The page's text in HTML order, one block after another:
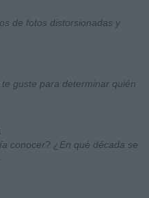
de fotos distorsionadas y
guste para determinar quién
conocer? ¿En qué década se